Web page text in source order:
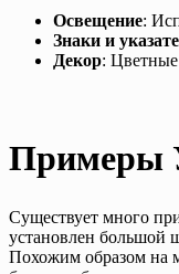
Освещение:
Знаки и
Декор: Цветные
Примеры
Существует много
установлен большой
Похожим образом на